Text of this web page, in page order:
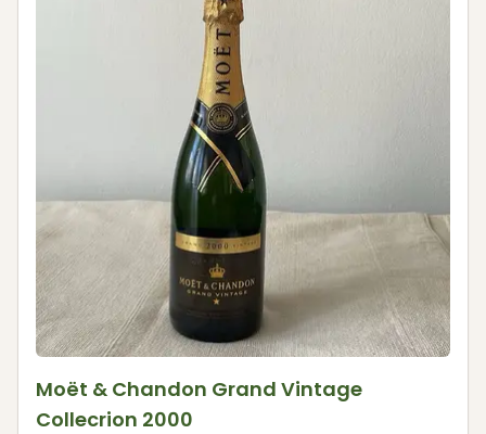
Moët & Chandon Grand Vintage
Collecrion 2000